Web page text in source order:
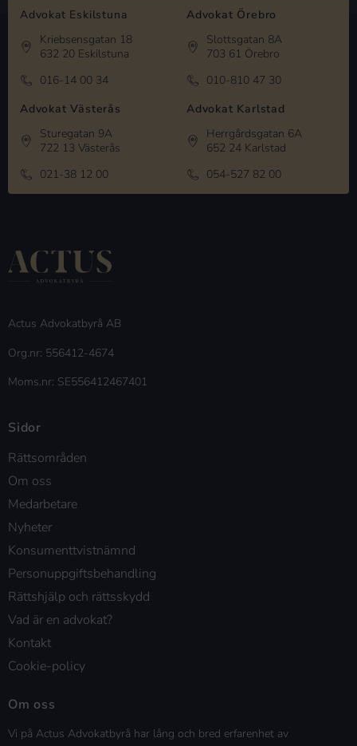
Advokat Eskilstuna
Kriebsensgatan 18
632 20 Eskilstuna
016-14 00 34
Advokat Örebro
Slottsgatan 8A
703 61 Örebro
010-810 47 30
Advokat Västerås
Sturegatan 9A
722 13 Västerås
021-38 12 00
Advokat Karlstad
Herrgårdsgatan 6A
652 24 Karlstad
054-527 82 00
Actus Advokatbyrå AB
Org.nr: 556412-4674
Moms.nr: SE556412467401
Sidor
Rättsområden
Om oss
Medarbetare
Nyheter
Konsumenttvistnämnd
Personuppgiftsbehandling
Rättshjälp och rättsskydd
Vad är en advokat?
Kontakt
Cookie-policy
Om oss
Vi på Actus Advokatbyrå har lång och bred erfarenhet av